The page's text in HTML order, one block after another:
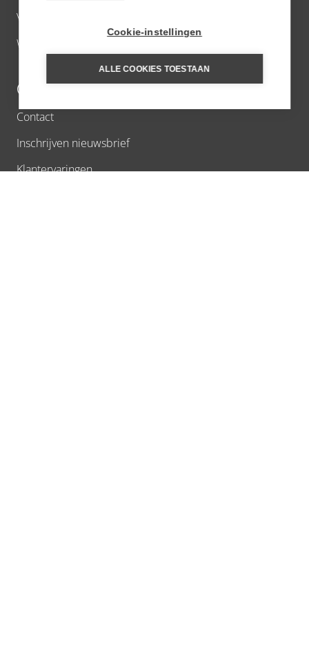
Virtuoso voordelen
Wandelreizen
OVER ONS
Contact
Inschrijven nieuwsbrief
Klantervaringen
Cookie-instellingen
ALLE COOKIES TOESTAAN